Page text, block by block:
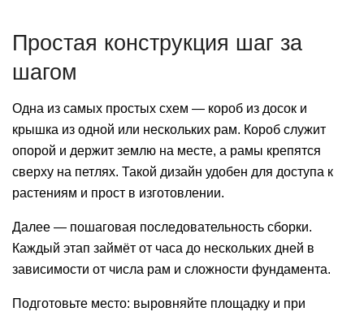
Простая конструкция шаг за
шагом
Одна из самых простых схем — короб из досок и
крышка из одной или нескольких рам. Короб служит
опорой и держит землю на месте, а рамы крепятся
сверху на петлях. Такой дизайн удобен для доступа к
растениям и прост в изготовлении.
Далее — пошаговая последовательность сборки.
Каждый этап займёт от часа до нескольких дней в
зависимости от числа рам и сложности фундамента.
Подготовьте место: выровняйте площадку и при